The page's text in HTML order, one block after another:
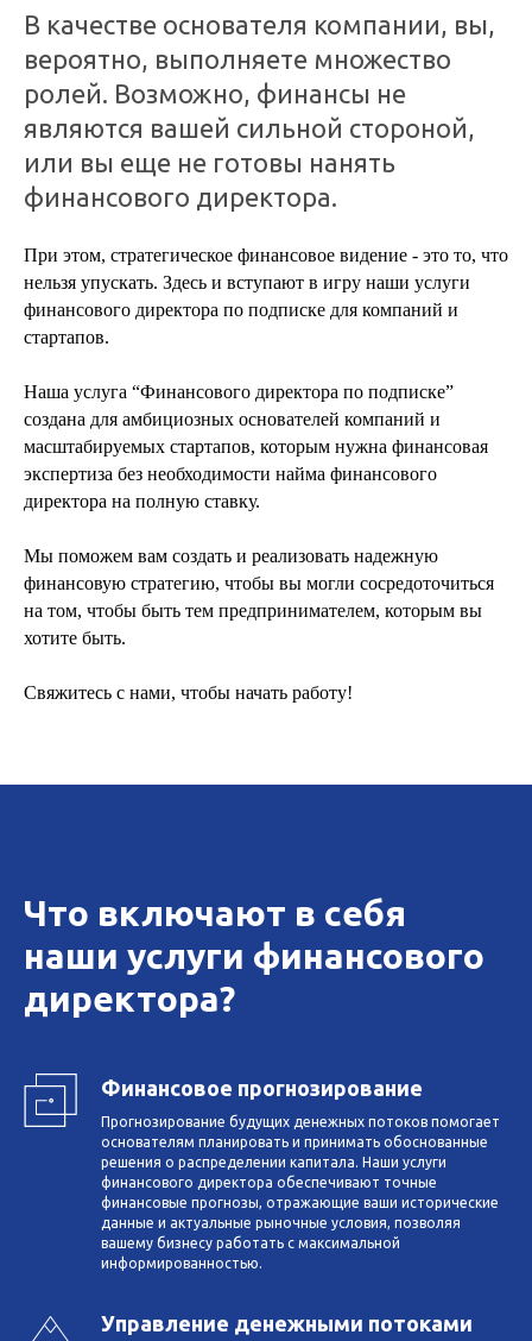
В качестве основателя компании, вы,
вероятно, выполняете множество
ролей. Возможно, финансы не
являются вашей сильной стороной,
или вы еще не готовы нанять
финансового директора.
При этом, стратегическое финансовое видение - это то, что
нельзя упускать. Здесь и вступают в игру наши услуги
финансового директора по подписке для компаний и
стартапов.
Наша услуга “Финансового директора по подписке”
создана для амбициозных основателей компаний и
масштабируемых стартапов, которым нужна финансовая
экспертиза без необходимости найма финансового
директора на полную ставку.
Мы поможем вам создать и реализовать надежную
финансовую стратегию, чтобы вы могли сосредоточиться
на том, чтобы быть тем предпринимателем, которым вы
хотите быть.
Свяжитесь с нами, чтобы начать работу!
Что включают в себя
наши услуги финансового
директора?
Финансовое прогнозирование
Прогнозирование будущих денежных потоков помогает
основателям планировать и принимать обоснованные
решения о распределении капитала. Наши услуги
финансового директора обеспечивают точные
финансовые прогнозы, отражающие ваши исторические
данные и актуальные рыночные условия, позволяя
вашему бизнесу работать с максимальной
информированностью.
Управление денежными потоками